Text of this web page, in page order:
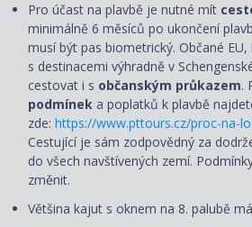
Pro účast na plavbě je nutné mít
minimálně 6 měsíců po ukončení
musí být pas biometrický. Občané
s destinacemi výhradně v
cestovat i s občanským průkazem.
podmínek a poplatků k plavbě
zde: https://www.pttours.cz/proc-na-
Cestující je sám zodpovědný za
do všech navštívených zemí.
změnit.
Většina kajut s oknem na 8. palubě